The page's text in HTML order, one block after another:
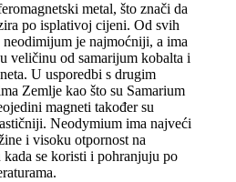
metal, što znači da
po isplativoj cijeni. Od svih
neodimijum je najmoćniji, a ima
veličinu od samarijum kobalta i
U usporedbi s drugim
Zemlje kao što su Samarium
magneti također su
Neodymium ima najveći
i visoku otpornost na
kada se koristi i pohranjuju po